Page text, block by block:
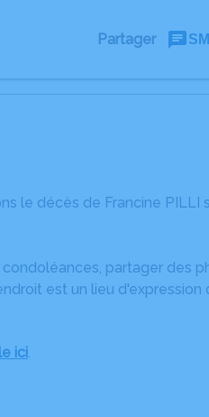
Partager
le décès de Francine PILLI
partager des
est un lieu d'expression
ici.